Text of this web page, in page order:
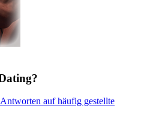
auf häufig gestellte